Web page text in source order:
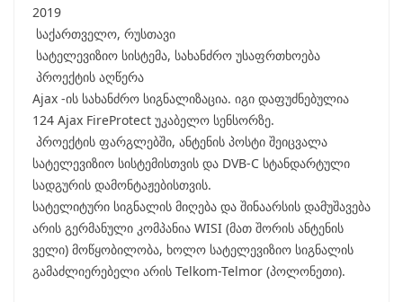
2019
საქართველო, რუსთავი
სატელევიზიო სისტემა, სახანძრო უსაფრთხოება
პროექტის აღწერა
Ajax -ის სახანძრო სიგნალიზაცია. იგი დაფუძნებულია
124 Ajax FireProtect უკაბელო სენსორზე.
პროექტის ფარგლებში, ანტენის პოსტი შეიცვალა
სატელევიზიო სისტემისთვის და DVB-C სტანდარტული
სადგურის დამონტაჟებისთვის.
სატელიტური სიგნალის მიღება და შინაარსის დამუშავება
არის გერმანული კომპანია WISI (მათ შორის ანტენის
ველი) მოწყობილობა, ხოლო სატელევიზიო სიგნალის
გამაძლიერებელი არის Telkom-Telmor (პოლონეთი).